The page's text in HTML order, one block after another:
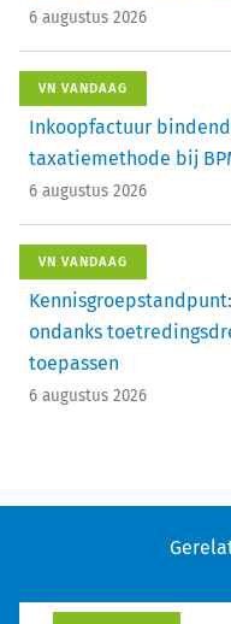
6 augustus 2026
VN VANDAAG
Inkoopfactuur
taxatiemethode bij
6 augustus 2026
VN VANDAAG
ondanks
toepassen
6 augustus 2026